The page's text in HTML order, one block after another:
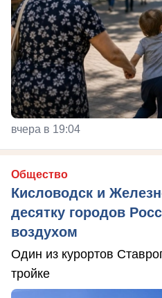
вчера в 19:04
Общество
Кисловодск и
десятку городов
воздухом
Один из курортов
тройке